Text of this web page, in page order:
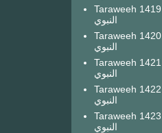
Taraweeh 1419 صلاة التراويح من المسجد
النبوي
Taraweeh 1420 صلاة التراويح من المسجد
النبوي
Taraweeh 1421 صلاة التراويح من المسجد
النبوي
Taraweeh 1422 صلاة التراويح من المسجد
النبوي
Taraweeh 1423 صلاة التراويح من المسجد
النبوي